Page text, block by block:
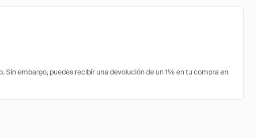
embargo, puedes recibir una devolución de un 1% en tu compra en